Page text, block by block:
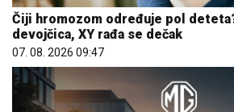
Čiji hromozom određuje pol
devojčica, XY rađa se dečak
07. 08. 2026 09:47